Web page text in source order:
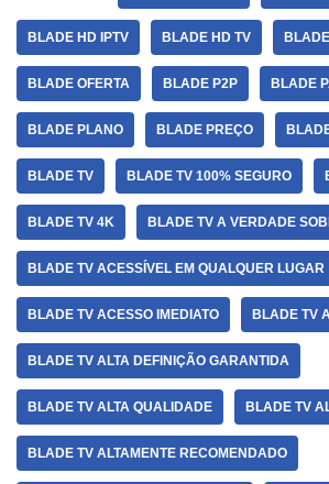
BLADE HD IPTV BLADE HD TV
BLADE OFERTA BLADE P2P BLADE
BLADE PLANO BLADE PREÇO
BLADE TV BLADE TV 100% SEGURO
BLADE TV 4K BLADE TV A VERDADE
BLADE TV ACESSÍVEL EM QUALQUER LUGAR
BLADE TV ACESSO IMEDIATO BLADE TV
BLADE TV ALTA DEFINIÇÃO GARANTIDA
BLADE TV ALTA QUALIDADE BLADE TV
BLADE TV ALTAMENTE RECOMENDADO